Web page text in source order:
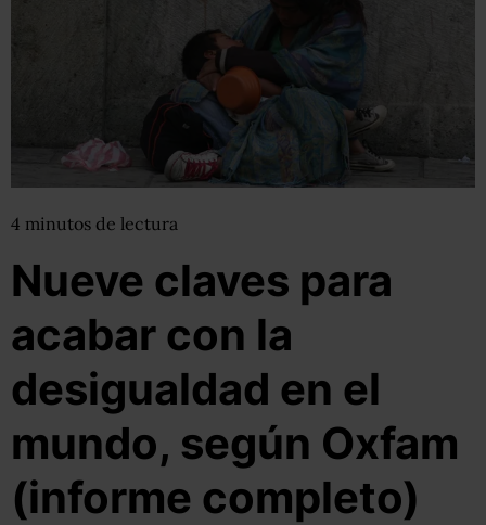
4 minutos de lectura
Nueve claves para
acabar con la
desigualdad en el
mundo, según Oxfam
(informe completo)